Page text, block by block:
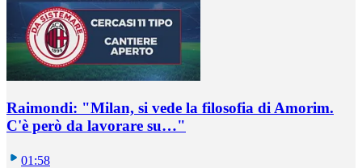
Raimondi: "Milan, si vede la filosofia di Amorim.
C'è però da lavorare su…"
01:58